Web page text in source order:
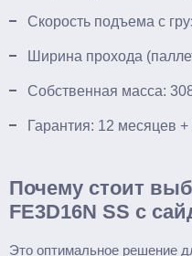
Скорость подъема с
Ширина прохода
Собственная масса:
Гарантия: 12 месяцев
Почему стоит
FE3D16N SS с
Это оптимальное решение